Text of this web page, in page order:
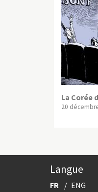
La Corée
20
Langue
FR ENG